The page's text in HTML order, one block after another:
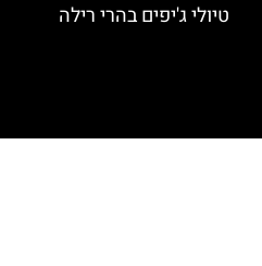
טיולי ג'יפים בהרי רילה